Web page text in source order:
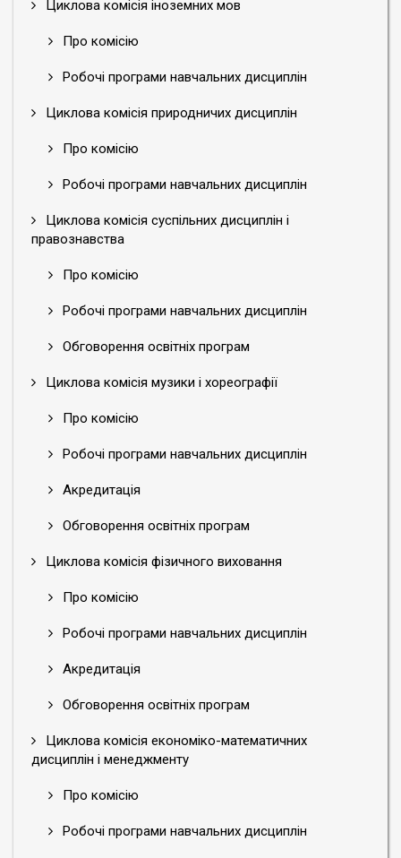
Циклова комісія іноземних мов
Про комісію
Робочі програми навчальних дисциплін
Циклова комісія природничих дисциплін
Про комісію
Робочі програми навчальних дисциплін
Циклова комісія суспільних дисциплін і
правознавства
Про комісію
Робочі програми навчальних дисциплін
Обговорення освітніх програм
Циклова комісія музики і хореографії
Про комісію
Робочі програми навчальних дисциплін
Акредитація
Обговорення освітніх програм
Циклова комісія фізичного виховання
Про комісію
Робочі програми навчальних дисциплін
Акредитація
Обговорення освітніх програм
Циклова комісія економіко-математичних
дисциплін і менеджменту
Про комісію
Робочі програми навчальних дисциплін